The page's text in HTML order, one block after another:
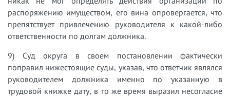
распоряжению имуществом, его вина опровергается, что
препятствует привлечению руководителя к какой-либо
ответственности по долгам должника.
9) Суд округа в своем постановлении фактически
поправил нижестоящие суды, указав, что ответчик являлся
руководителем должника именно по указанную в
трудовой книжке дату, в то же время выразил несогласие